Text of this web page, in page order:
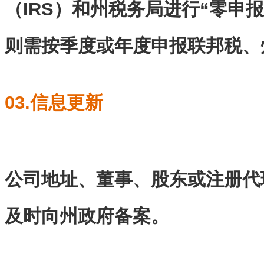
（IRS）和州税务局进行“零申
则需按季度或年度申报联邦税
03.信息更新
公司地址、董事、股东或注册
及时向州政府备案。